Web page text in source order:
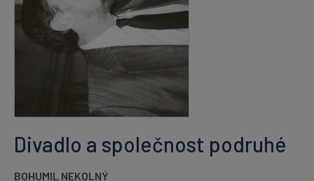
Divadlo a společnost podruhé
BOHUMIL NEKOLNÝ